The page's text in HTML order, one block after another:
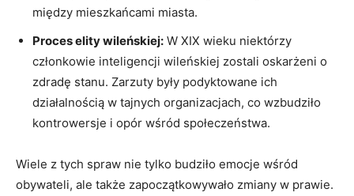
między mieszkańcami miasta.
Proces elity wileńskiej: W XIX wieku niektórzy
członkowie inteligencji wileńskiej zostali oskarżeni o
zdradę stanu. Zarzuty były podyktowane ich
działalnością w tajnych organizacjach, co wzbudziło
kontrowersje i opór wśród społeczeństwa.
Wiele z tych spraw nie tylko budziło emocje wśród
obywateli, ale także zapoczątkowywało zmiany w prawie.